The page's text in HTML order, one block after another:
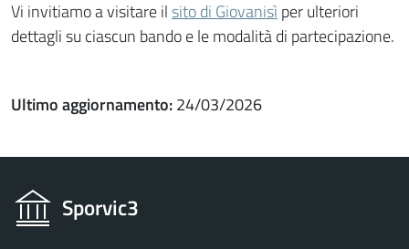
Vi invitiamo a visitare il sito di Giovanisì per ulteriori
dettagli su ciascun bando e le modalità di partecipazione.
Ultimo aggiornamento:24/03/2026
Sporvic3